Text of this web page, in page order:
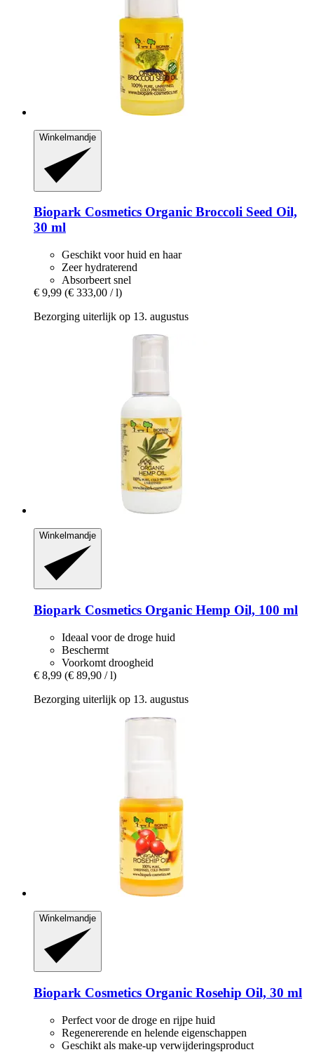
Winkelmandje
Biopark Cosmetics Organic Broccoli Seed Oil,
30 ml
Geschikt voor huid en haar
Zeer hydraterend
Absorbeert snel
€ 9,99 (€ 333,00 / l)
Bezorging uiterlijk op 13. augustus
Winkelmandje
Biopark Cosmetics Organic Hemp Oil, 100 ml
Ideaal voor de droge huid
Beschermt
Voorkomt droogheid
€ 8,99 (€ 89,90 / l)
Bezorging uiterlijk op 13. augustus
Winkelmandje
Biopark Cosmetics Organic Rosehip Oil, 30 ml
Perfect voor de droge en rijpe huid
Regenererende en helende eigenschappen
Geschikt als make-up verwijderingsproduct